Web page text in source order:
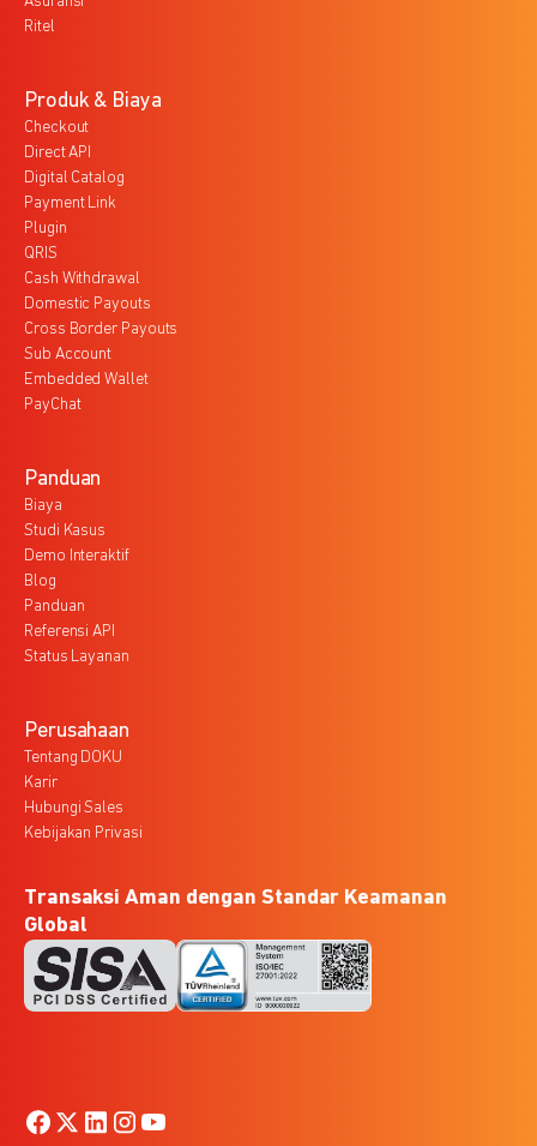
Ritel
Produk & Biaya
Checkout
Direct API
Digital Catalog
Payment Link
Plugin
QRIS
Cash Withdrawal
Domestic Payouts
Cross Border Payouts
Sub Account
Embedded Wallet
PayChat
Panduan
Biaya
Studi Kasus
Demo Interaktif
Blog
Panduan
Referensi API
Status Layanan
Perusahaan
Tentang DOKU
Karir
Hubungi Sales
Kebijakan Privasi
Transaksi Aman dengan Standar Keamanan
Global